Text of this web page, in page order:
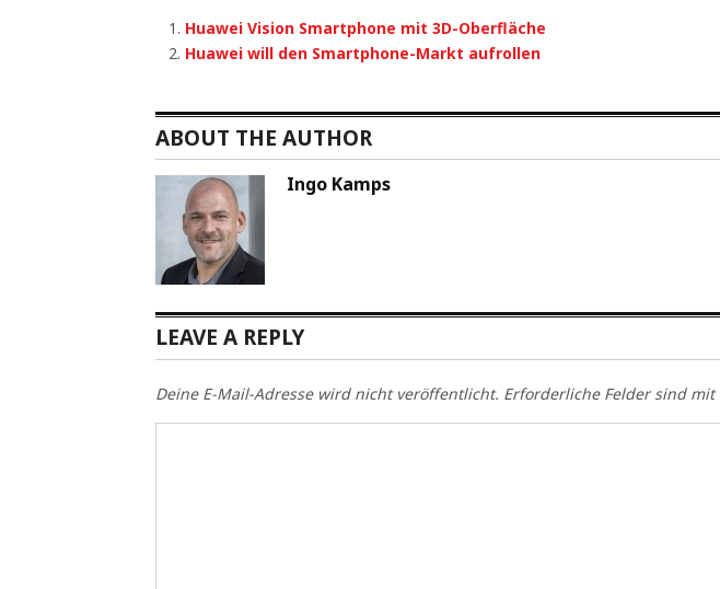
Huawei Vision Smartphone mit 3D-Oberfläche
Huawei will den Smartphone-Markt aufrollen
ABOUT THE AUTHOR
Ingo Kamps
LEAVE A REPLY
Deine E-Mail-Adresse wird nicht veröffentlicht. Erforderliche Felder sind mit